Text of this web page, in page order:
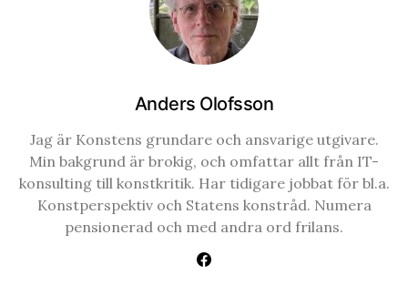
Anders Olofsson
Jag är Konstens grundare och ansvarige utgivare.
Min bakgrund är brokig, och omfattar allt från IT-
konsulting till konstkritik. Har tidigare jobbat för bl.a.
Konstperspektiv och Statens konstråd. Numera
pensionerad och med andra ord frilans.